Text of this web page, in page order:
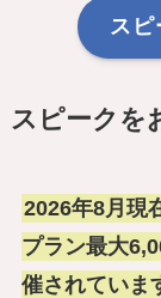
スピ
スピークを
2026年8月現
プラン最大
催されていま